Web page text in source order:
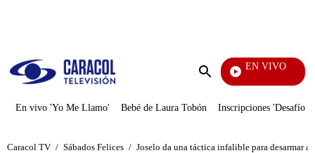
Enviar
EN VIVO
La Red
En vivo 'Yo Me Llamo' Bebé de Laura Tobón Inscripciones 'Desafío'
Caracol TV / Sábados Felices / Joselo da una táctica infalible para desarmar a